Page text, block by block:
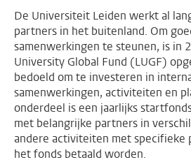
De Universiteit Leiden werkt al
partners in het buitenland. Om
samenwerkingen te steunen, is in
University Global Fund (LUGF)
bedoeld om te investeren in
samenwerkingen, activiteiten en
onderdeel is een jaarlijks
met belangrijke partners in
andere activiteiten met specifieke
het fonds betaald worden.